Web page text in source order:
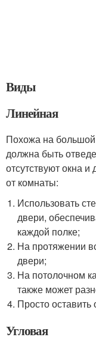
Виды
Линейная
Похожа на
должна быть
отсутствуют окна
от комнаты:
Использовать
двери,
каждой полке;
На протяжении
двери;
На потолочном
также может
Просто
Угловая